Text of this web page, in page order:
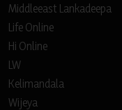
Middleeast Lankadeepa
Life Online
Hi Online
LW
Kelimandala
Wijeya